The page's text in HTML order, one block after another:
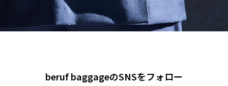
beruf baggageのSNSをフォロー